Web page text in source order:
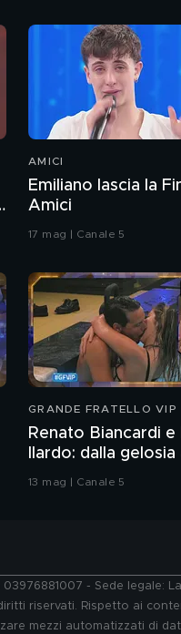
AMICI
Emiliano lascia la
Amici
17 mag | Canale 5
GRANDE FRATELLO VIP
Renato Biancardi e
Ilardo: dalla gelosia
13 mag | Canale 5
- Sede
riservati. Rispetto ai
mezzi automatizzati di